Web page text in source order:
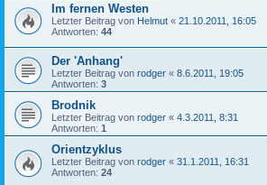
Im fernen Westen
Letzter Beitrag von Helmut « 21.10.2011, 16:05
Antworten: 44
Der 'Anhang'
Letzter Beitrag von rodger « 8.6.2011, 19:05
Antworten: 3
Brodnik
Letzter Beitrag von rodger « 4.3.2011, 8:31
Antworten: 1
Orientzyklus
Letzter Beitrag von rodger « 31.1.2011, 16:31
Antworten: 24